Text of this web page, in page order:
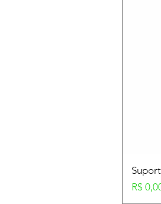
Preço
R$